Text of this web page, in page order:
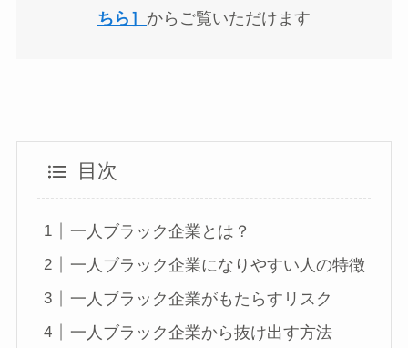
ちら］ からご覧いただけます
目次
一人ブラック企業とは？
一人ブラック企業になりやすい人の特徴
一人ブラック企業がもたらすリスク
一人ブラック企業から抜け出す方法